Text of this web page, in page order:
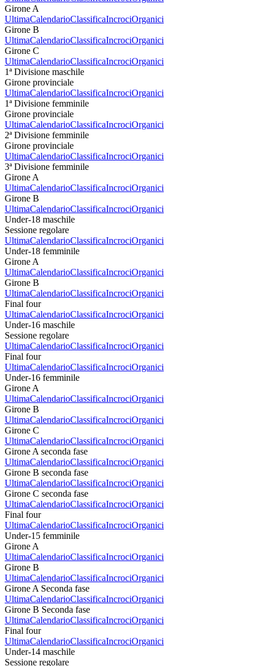
Girone A
UltimaCalendarioClassificaIncrociOrganici
Girone B
UltimaCalendarioClassificaIncrociOrganici
Girone C
UltimaCalendarioClassificaIncrociOrganici
1ª Divisione maschile
Girone provinciale
UltimaCalendarioClassificaIncrociOrganici
1ª Divisione femminile
Girone provinciale
UltimaCalendarioClassificaIncrociOrganici
2ª Divisione femminile
Girone provinciale
UltimaCalendarioClassificaIncrociOrganici
3ª Divisione femminile
Girone A
UltimaCalendarioClassificaIncrociOrganici
Girone B
UltimaCalendarioClassificaIncrociOrganici
Under-18 maschile
Sessione regolare
UltimaCalendarioClassificaIncrociOrganici
Under-18 femminile
Girone A
UltimaCalendarioClassificaIncrociOrganici
Girone B
UltimaCalendarioClassificaIncrociOrganici
Final four
UltimaCalendarioClassificaIncrociOrganici
Under-16 maschile
Sessione regolare
UltimaCalendarioClassificaIncrociOrganici
Final four
UltimaCalendarioClassificaIncrociOrganici
Under-16 femminile
Girone A
UltimaCalendarioClassificaIncrociOrganici
Girone B
UltimaCalendarioClassificaIncrociOrganici
Girone C
UltimaCalendarioClassificaIncrociOrganici
Girone A seconda fase
UltimaCalendarioClassificaIncrociOrganici
Girone B seconda fase
UltimaCalendarioClassificaIncrociOrganici
Girone C seconda fase
UltimaCalendarioClassificaIncrociOrganici
Final four
UltimaCalendarioClassificaIncrociOrganici
Under-15 femminile
Girone A
UltimaCalendarioClassificaIncrociOrganici
Girone B
UltimaCalendarioClassificaIncrociOrganici
Girone A Seconda fase
UltimaCalendarioClassificaIncrociOrganici
Girone B Seconda fase
UltimaCalendarioClassificaIncrociOrganici
Final four
UltimaCalendarioClassificaIncrociOrganici
Under-14 maschile
Sessione regolare